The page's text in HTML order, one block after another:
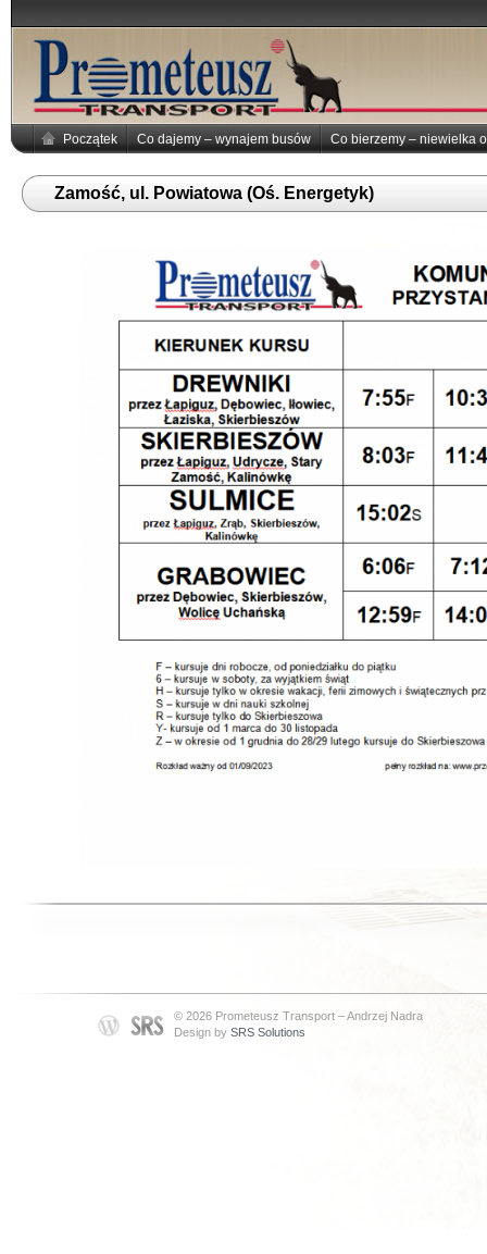
Początek Co dajemy – wynajem busów Co bierzemy – niewielka
Zamość, ul. Powiatowa (Oś. Energetyk)
© 2026 Prometeusz Transport – Andrzej Nadra
Design by SRS Solutions